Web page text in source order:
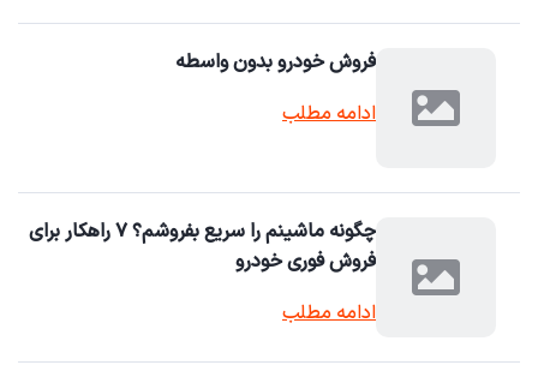
فروش خودرو بدون واسطه
ادامه مطلب
چگونه ماشینم را سریع بفروشم؟ ۷ راهکار برای
فروش فوری خودرو
ادامه مطلب